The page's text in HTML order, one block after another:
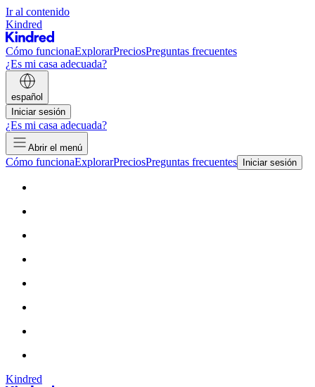
Ir al contenido
Kindred
Cómo funcionaExplorarPreciosPreguntas frecuentes
¿Es mi casa adecuada?
español
Iniciar sesión
¿Es mi casa adecuada?
Abrir el menú
Cómo funcionaExplorarPreciosPreguntas frecuentes Iniciar sesión
Kindred